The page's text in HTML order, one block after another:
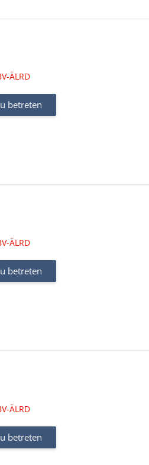
ÄLRD
betreten
ÄLRD
betreten
ÄLRD
betreten